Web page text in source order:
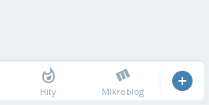
Hity Mikroblog